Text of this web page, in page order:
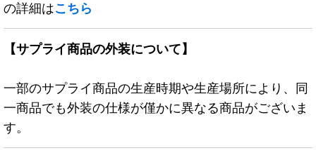
の詳細はこちら
【サプライ商品の外装について】
一部のサプライ商品の生産時期や生産場所により、同
一商品でも外装の仕様が僅かに異なる商品がございま
す。